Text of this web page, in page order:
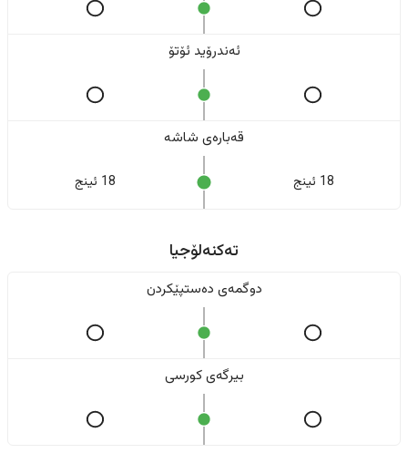
ئەندرۆید ئۆتۆ
قەبارەی شاشە
18 ئینج 18 ئینج
تەکنەلۆجیا
دوگمەی دەستپێکردن
بیرگەی کورسی